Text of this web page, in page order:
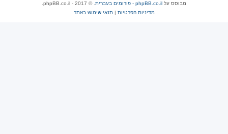
מבוסס על phpBB.co.il - פורומים בעברית
. © 2017 - phpBB.co.il.
מדיניות הפרטיות |תנאי שימוש באתר